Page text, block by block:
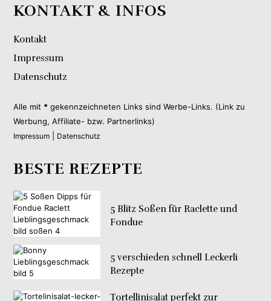
KONTAKT & INFOS
Kontakt
Impressum
Datenschutz
Alle mit * gekennzeichneten Links sind Werbe-Links. (Link zu
Werbung, Affiliate- bzw. Partnerlinks)
Impressum Datenschutz
BESTE REZEPTE
5 Blitz Soßen für Raclette und
Fondue
5 verschieden schnell Leckerli
Rezepte
Tortellinisalat perfekt zur